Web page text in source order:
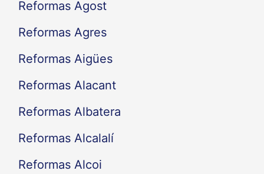
Reformas Agost
Reformas Agres
Reformas Aigües
Reformas Alacant
Reformas Albatera
Reformas Alcalalí
Reformas Alcoi